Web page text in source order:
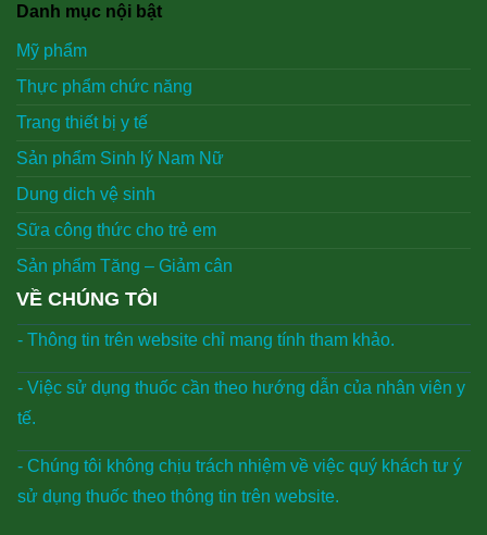
Danh mục nội bật
Mỹ phẩm
Thực phẩm chức năng
Trang thiết bị y tế
Sản phẩm Sinh lý Nam Nữ
Dung dich vệ sinh
Sữa công thức cho trẻ em
Sản phẩm Tăng – Giảm cân
VỀ CHÚNG TÔI
- Thông tin trên website chỉ mang tính tham khảo.
- Việc sử dụng thuốc cần theo hướng dẫn của nhân viên y
tế.
- Chúng tôi không chịu trách nhiệm về việc quý khách tư ý
sử dụng thuốc theo thông tin trên website.